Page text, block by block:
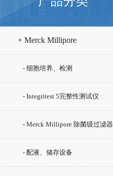
+ Merck Millipore
- 细胞培养、检测
- Integritest 5完整性测试仪
- Merck Millipore 除菌级过滤器
- 配液、储存设备